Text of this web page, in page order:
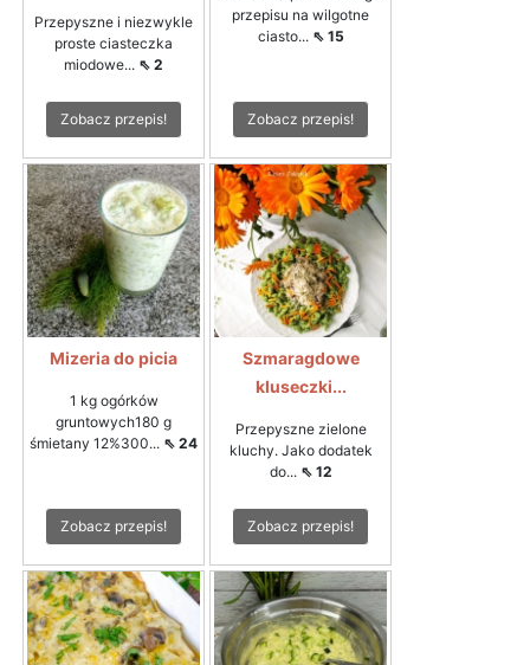
Przepyszne i niezwykle
proste ciasteczka
miodowe... ⇖ 2
Zobacz przepis!
przepisu na wilgotne
ciasto... ⇖ 15
Zobacz przepis!
Mizeria do picia
1 kg ogórków
gruntowych180 g
śmietany 12%300... ⇖ 24
Zobacz przepis!
Szmaragdowe
kluseczki...
Przepyszne zielone
kluchy. Jako dodatek
do... ⇖ 12
Zobacz przepis!